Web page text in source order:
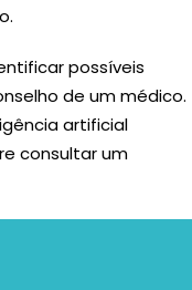
possíveis
de um médico.
artificial
consultar um